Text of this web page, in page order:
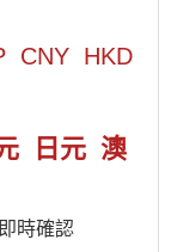
CNY HKD
日元 澳
時確認